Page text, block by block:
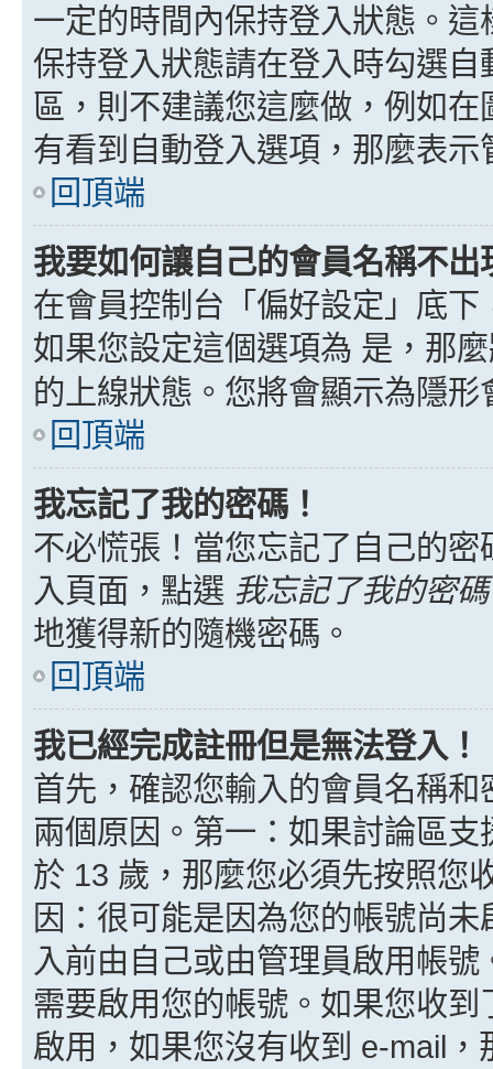
一定的時間內保持登入狀態。
保持登入狀態請在登入時勾選
區，則不建議您這麼做，例如
有看到自動登入選項，那麼表
回頂端
我要如何讓自己的會員名稱不
在會員控制台「偏好設定」底
如果您設定這個選項為 是 ，那
的上線狀態。您將會顯示為隱形
回頂端
我忘記了我的密碼！
不必慌張！當您忘記了自己的
入頁面，點選 我忘記了我的密碼
地獲得新的隨機密碼。
回頂端
我已經完成註冊但是無法登入！
首先，確認您輸入的會員名稱
兩個原因。第一：如果討論區
於 13 歲，那麼您必須先按照您
因：很可能是因為您的帳號尚
入前由自己或由管理員啟用帳
需要啟用您的帳號。如果您收
啟用，如果您沒有收到 e-mail